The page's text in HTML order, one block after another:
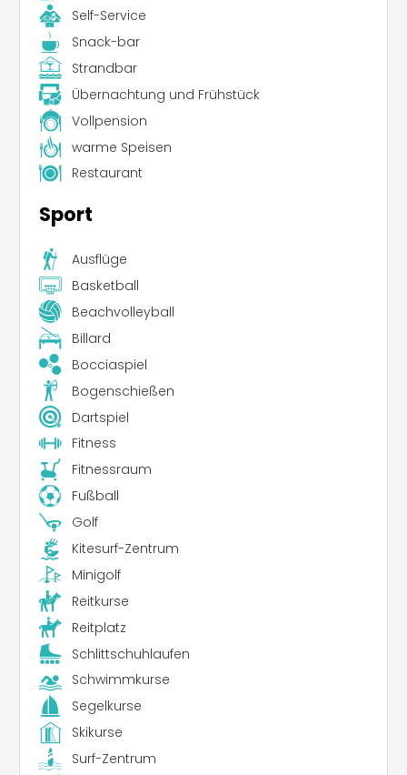
Self-Service
Snack-bar
Strandbar
Übernachtung und Frühstück
Vollpension
warme Speisen
Restaurant
Sport
Ausflüge
Basketball
Beachvolleyball
Billard
Bocciaspiel
Bogenschießen
Dartspiel
Fitness
Fitnessraum
Fußball
Golf
Kitesurf-Zentrum
Minigolf
Reitkurse
Reitplatz
Schlittschuhlaufen
Schwimmkurse
Segelkurse
Skikurse
Surf-Zentrum